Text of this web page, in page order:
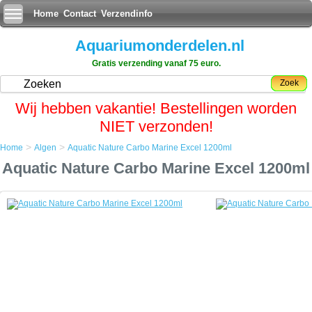
Home Contact Verzendinfo
Aquariumonderdelen.nl
Gratis verzending vanaf 75 euro.
Zoek
Wij hebben vakantie! Bestellingen worden
NIET verzonden!
Algen
Home > Algen > Aquatic Nature Carbo Marine Excel 1200ml
Aquatic Nature Carbo Marine Excel 1200ml